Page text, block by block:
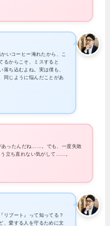
いコーヒー淹れたから、こ
るからこそ、ミスすると
落ち込むよね。実は僕も、
同じように悩んだことがあ
あったんだね……。でも、一度失敗
立ち直れない気がして……。
リブート』って知ってる？
、愛する人を守るために文